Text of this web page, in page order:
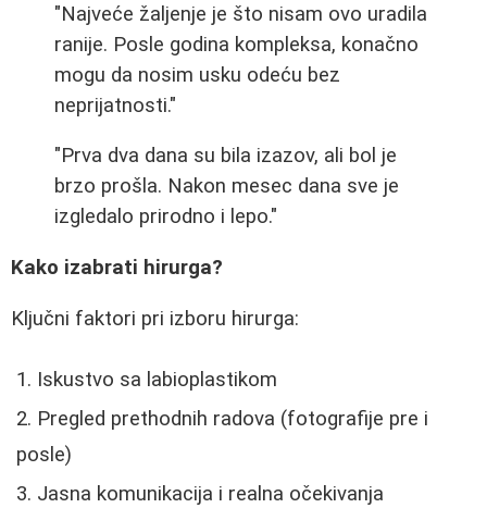
"Najveće žaljenje je što nisam ovo uradila
ranije. Posle godina kompleksa, konačno
mogu da nosim usku odeću bez
neprijatnosti."
"Prva dva dana su bila izazov, ali bol je
brzo prošla. Nakon mesec dana sve je
izgledalo prirodno i lepo."
Kako izabrati hirurga?
Ključni faktori pri izboru hirurga:
Iskustvo sa labioplastikom
Pregled prethodnih radova (fotografije pre i
posle)
Jasna komunikacija i realna očekivanja